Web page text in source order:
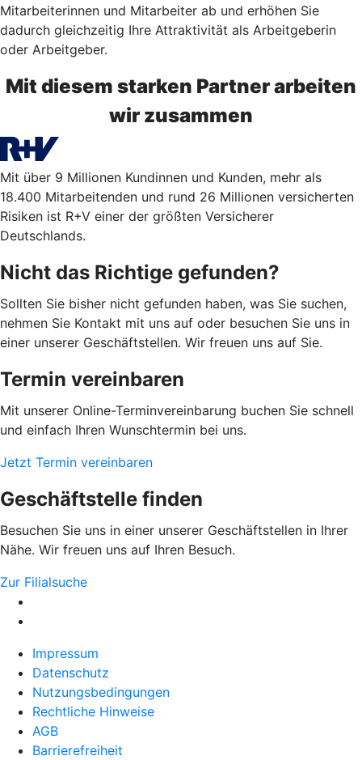
Mitarbeiterinnen und Mitarbeiter ab und erhöhen Sie
dadurch gleichzeitig Ihre Attraktivität als Arbeitgeberin
oder Arbeitgeber.
Mit diesem starken Partner arbeiten
wir zusammen
Mit über 9 Millionen Kundinnen und Kunden, mehr als
18.400 Mitarbeitenden und rund 26 Millionen versicherten
Risiken ist R+V einer der größten Versicherer
Deutschlands.
Nicht das Richtige gefunden?
Sollten Sie bisher nicht gefunden haben, was Sie suchen,
nehmen Sie Kontakt mit uns auf oder besuchen Sie uns in
einer unserer Geschäftstellen. Wir freuen uns auf Sie.
Termin vereinbaren
Mit unserer Online-Terminvereinbarung buchen Sie schnell
und einfach Ihren Wunschtermin bei uns.
Jetzt Termin vereinbaren
Geschäftstelle finden
Besuchen Sie uns in einer unserer Geschäftstellen in Ihrer
Nähe. Wir freuen uns auf Ihren Besuch.
Zur Filialsuche
Impressum
Datenschutz
Nutzungsbedingungen
Rechtliche Hinweise
AGB
Barrierefreiheit